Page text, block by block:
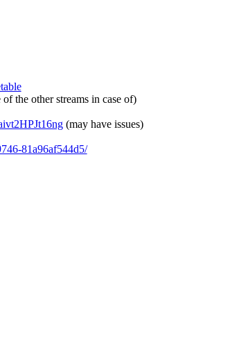
the other streams in case of)
(may have issues)
81a96af544d5/